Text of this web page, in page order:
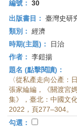
編號： 30
出版書目： 臺灣史研
類別： 經濟
時期(主題)：
日治
作者： 李鎧揚
題名 (點擊閱讀)：
〈從私產走向公產：
張家綸編，《關渡宮
集》，臺北：中國文
2022，頁277–304。
勾選：